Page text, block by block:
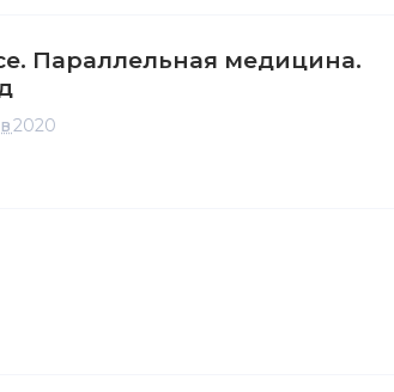
Параллельная медицина.
2020